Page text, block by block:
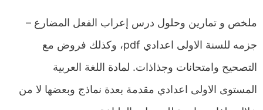
ملخص و تمارين وحلول درس إعراب الفعل المضارع –
جزمه للسنة الاولى اعدادي pdf، وكذلك فروض مع
التصحيح وامتحانات وجذاذات. لمادة اللغة العربية
المستوى الاولى اعدادي مقدمة بعدة نماذج وبعضها لا من